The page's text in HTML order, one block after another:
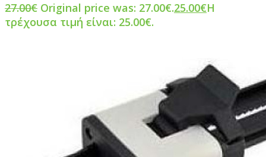
27.00€ Original price was: 27.00€.25.00€Η
τρέχουσα τιμή είναι: 25.00€.